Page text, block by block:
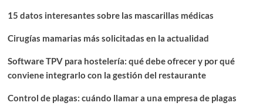
15 datos interesantes sobre las mascarillas médicas
Cirugías mamarias más solicitadas en la actualidad
Software TPV para hostelería: qué debe ofrecer y por qué
conviene integrarlo con la gestión del restaurante
Control de plagas: cuándo llamar a una empresa de plagas